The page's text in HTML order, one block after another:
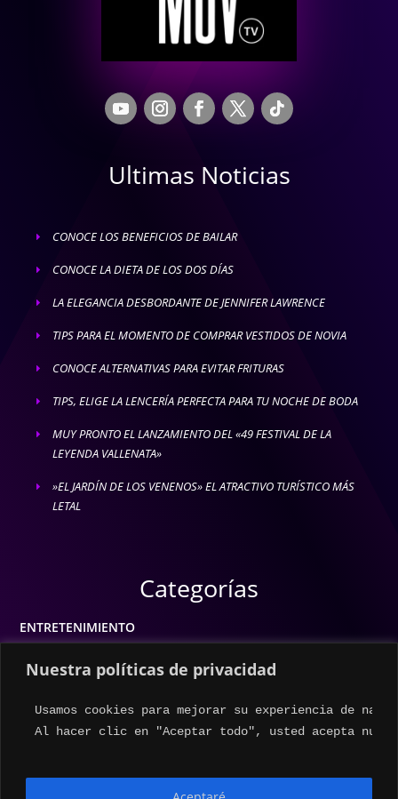
Nuestra políticas de privacidad
Usamos cookies para mejorar su experiencia de
Al hacer clic en "Aceptar todo", usted acepta
Ultimas Noticias
E CONOCE LOS BENEFICIOS DE BAILAR
E CONOCE LA DIETA DE LOS DOS DÍAS
E LA ELEGANCIA DESBORDANTE DE JENNIFER LAWRENCE
E TIPS PARA EL MOMENTO DE COMPRAR VESTIDOS DE NOVIA
E CONOCE ALTERNATIVAS PARA EVITAR FRITURAS
E TIPS, ELIGE LA LENCERÍA PERFECTA PARA TU NOCHE DE BODA
E
MUY PRONTO EL LANZAMIENTO DEL «49 FESTIVAL DE LA
LEYENDA VALLENATA»
E
»EL JARDÍN DE LOS VENENOS» EL ATRACTIVO TURÍSTICO MÁS
LETAL
Categorías
ENTRETENIMIENTO
ESTILO DE VIDA